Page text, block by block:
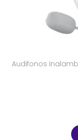
Audifonos